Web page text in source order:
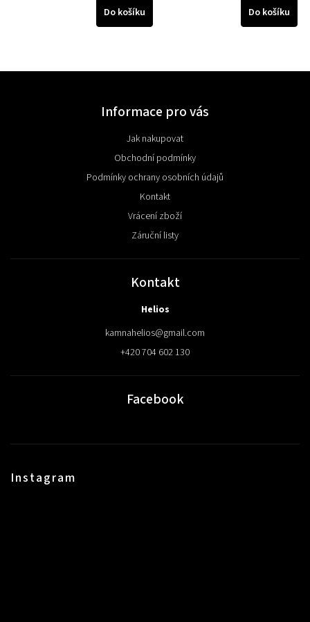
Do košíku Do košíku
Informace pro vás
Jak nakupovat
Obchodní podmínky
Podmínky ochrany osobních údajů
Kontakt
Vrácení zboží
Záruční listy
Kontakt
Helios
kamnahelios@gmail.com
+420 704 602 130
Facebook
Instagram